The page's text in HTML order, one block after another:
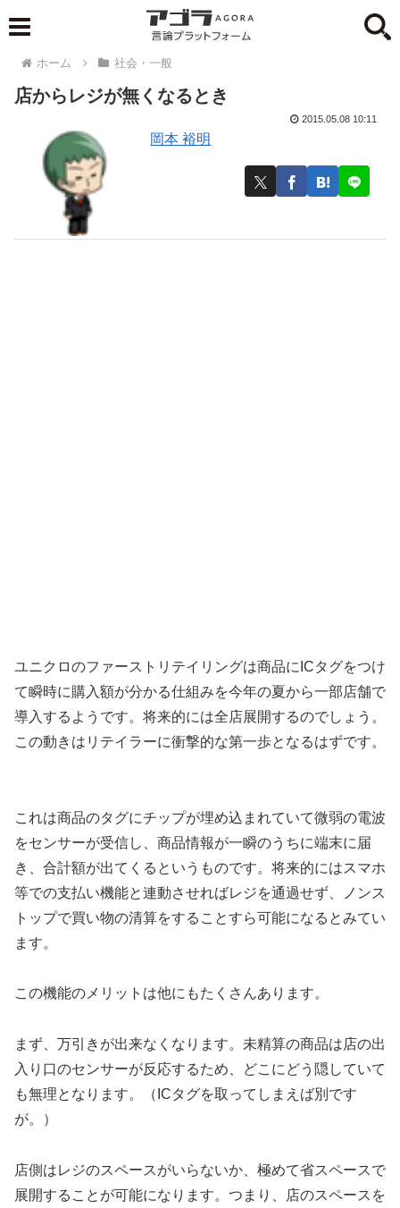
ホーム 社会・一般
店からレジが無くなるとき
岡本 裕明
2015.05.08 10:11
ユニクロのファーストリテイリングは商品にICタグをつけ
て瞬時に購入額が分かる仕組みを今年の夏から一部店舗で
導入するようです。将来的には全店展開するのでしょう。
この動きはリテイラーに衝撃的な第一歩となるはずです。
これは商品のタグにチップが埋め込まれていて微弱の電波
をセンサーが受信し、商品情報が一瞬のうちに端末に届
き、合計額が出てくるというものです。将来的にはスマホ
等での支払い機能と連動させればレジを通過せず、ノンス
トップで買い物の清算をすることすら可能になるとみてい
ます。
この機能のメリットは他にもたくさんあります。
まず、万引きが出来なくなります。未精算の商品は店の出
入り口のセンサーが反応するため、どこにどう隠していて
も無理となります。（ICタグを取ってしまえば別です
が。）
店側はレジのスペースがいらないか、極めて省スペースで
展開することが可能になります。つまり、店のスペースを